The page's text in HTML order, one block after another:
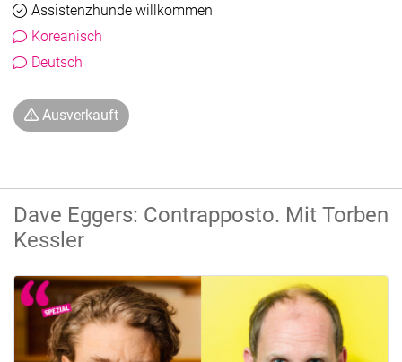
Assistenzhunde willkommen
Koreanisch
Deutsch
Ausverkauft
Dave Eggers: Contrapposto. Mit Torben
Kessler